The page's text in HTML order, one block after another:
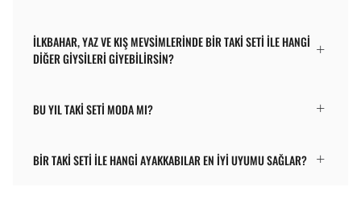
İLKBAHAR, YAZ VE KIŞ MEVSIMLERINDE BIR TAKI SETI ILE HANGI
DIĞER GIYSILERI GIYEBILIRSIN?
BU YIL TAKI SETI MODA MI?
BIR TAKI SETI ILE HANGI AYAKKABILAR EN IYI UYUMU SAĞLAR?